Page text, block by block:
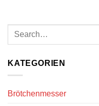
KATEGORIEN
Brötchenmesser